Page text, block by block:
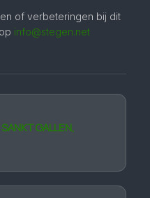
of verbeteringen bij dit
info@stegen.net
GALLEN,